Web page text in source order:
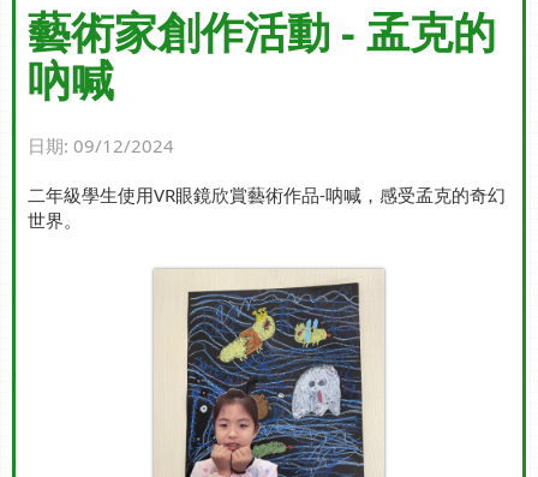
藝術家創作活動 - 孟克的
吶喊
日期: 09/12/2024
二年級學生使用VR眼鏡欣賞藝術作品-呐喊，感受孟克的奇幻
世界。